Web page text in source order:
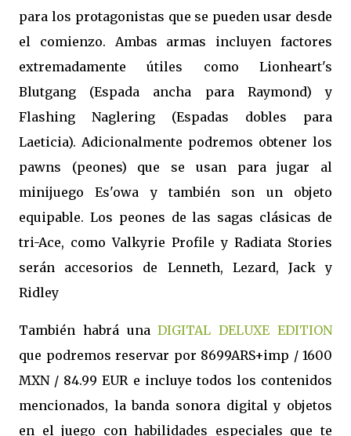
para los protagonistas que se pueden usar desde
el comienzo. Ambas armas incluyen factores
extremadamente útiles como Lionheart's
Blutgang (Espada ancha para Raymond) y
Flashing Naglering (Espadas dobles para
Laeticia). Adicionalmente podremos obtener los
pawns (peones) que se usan para jugar al
minijuego Es'owa y también son un objeto
equipable. Los peones de las sagas clásicas de
tri-Ace, como Valkyrie Profile y Radiata Stories
serán accesorios de Lenneth, Lezard, Jack y
Ridley
También habrá unaDIGITAL DELUXE EDITION
que podremos reservar por 8699ARS+imp / 1600
MXN / 84.99 EUR e incluye todos los contenidos
mencionados, la banda sonora digital y objetos
en el juego con habilidades especiales que te